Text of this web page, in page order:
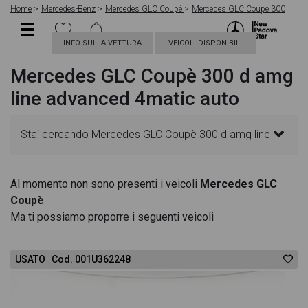
Home Mercedes-Benz Mercedes GLC Coupè Mercedes GLC Coupè 300
INFO SULLA VETTURA VEICOLI DISPONIBILI
Mercedes GLC Coupè 300 d amg
line advanced 4matic auto
Stai cercando Mercedes GLC Coupè 300 d amg line
migliori offerte per acquistare un veicolo Mercedes
sempre aggiornate in modo da aiutarti a scegliere
Al momento non sono presenti i veicoli Mercedes GLC
Coupè
Ma ti possiamo proporre i seguenti veicoli
USATO Cod. 001U362248